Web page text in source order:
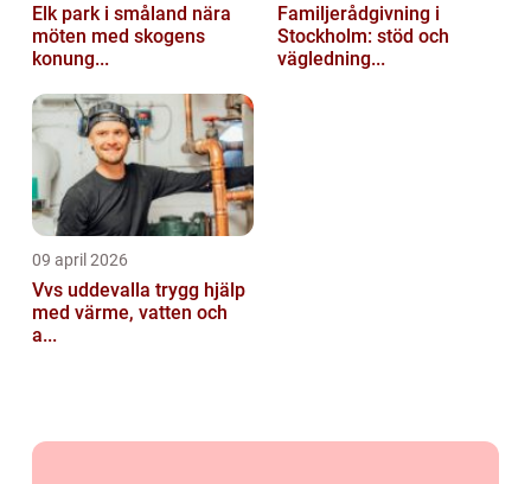
Elk park i småland nära
möten med skogens
konung...
Familjerådgivning i
Stockholm: stöd och
vägledning...
09 april 2026
Vvs uddevalla trygg hjälp
med värme, vatten och
a...